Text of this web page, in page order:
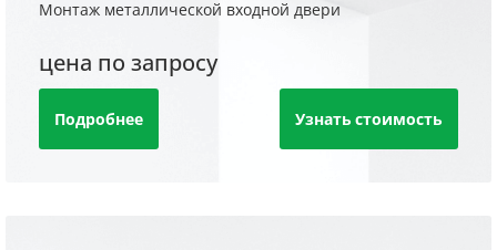
Монтаж металлической входной двери
цена по запросу
Подробнее Узнать стоимость